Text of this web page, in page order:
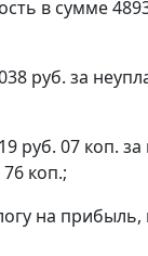
в сумме
руб. за
07 коп.
коп.;
на прибыль,